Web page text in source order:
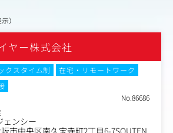
）
ヤー株式会社
クスタイム制
在宅・リモートワーク
No.86686
ェンシー
市中央区南久宝寺町2丁目6-7SOUTEN